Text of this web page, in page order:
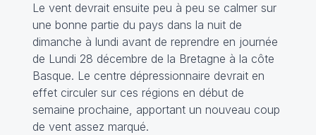
Le vent devrait ensuite peu à peu se calmer sur
une bonne partie du pays dans la nuit de
dimanche à lundi avant de reprendre en journée
de Lundi 28 décembre de la Bretagne à la côte
Basque. Le centre dépressionnaire devrait en
effet circuler sur ces régions en début de
semaine prochaine, apportant un nouveau coup
de vent assez marqué.